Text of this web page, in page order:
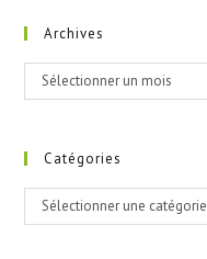
Archives
Archives
Sélectionner un mois
Catégories
Catégories
Sélectionner une catégorie